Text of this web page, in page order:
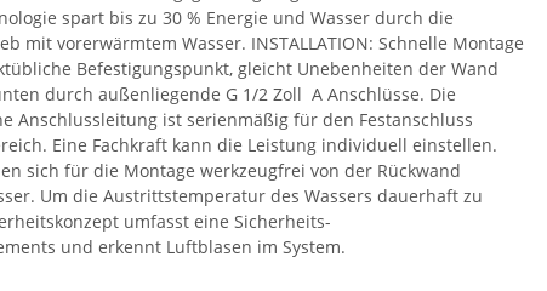
spart bis zu 30 % Energie und Wasser durch die
vorerwärmtem Wasser. INSTALLATION: Schnelle Montage
Befestigungspunkt, gleicht Unebenheiten der Wand
durch außenliegende G 1/2 Zoll A Anschlüsse. Die
Anschlussleitung ist serienmäßig für den Festanschluss
Eine Fachkraft kann die Leistung individuell einstellen.
sich für die Montage werkzeugfrei von der Rückwand
Um die Austrittstemperatur des Wassers dauerhaft zu
umfasst eine Sicherheits-
und erkennt Luftblasen im System.